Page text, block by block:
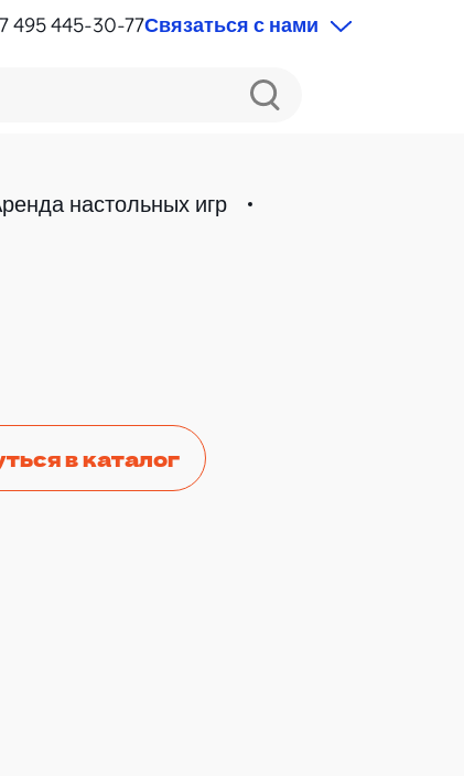
495 445-30-77Связаться с нами
настольных игр
в каталог